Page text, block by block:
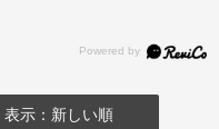
表示：新しい順